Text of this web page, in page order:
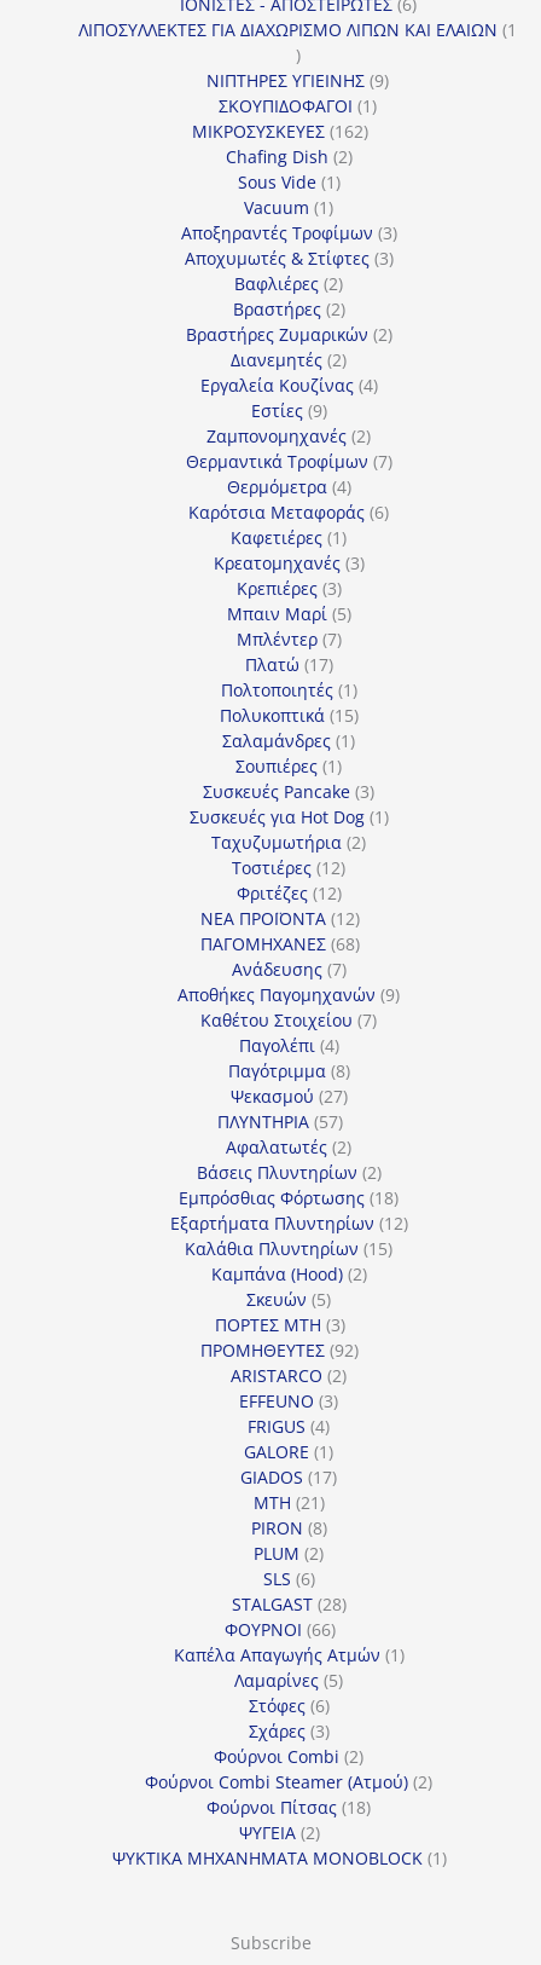
ΙΟΝΙΣΤΕΣ - ΑΠΟΣΤΕΙΡΩΤΕΣ 6
προϊόντα
ΛΙΠΟΣΥΛΛΕΚΤΕΣ ΓΙΑ ΔΙΑΧΩΡΙΣΜΟ ΛΙΠΩΝ ΚΑΙ ΕΛΑΙΩΝ 1
1
προϊόν
ΝΙΠΤΗΡΕΣ ΥΓΙΕΙΝΗΣ 99
ΣΚΟΥΠΙΔΟΦΑΓΟΙ 11
ΜΙΚΡΟΣΥΣΚΕΥΕΣ 162162
Chafing Dish 22
Sous Vide 11
Vacuum 11
προϊόν
Αποξηραντές Τροφίμων 33
προϊόντα
Αποχυμωτές & Στίφτες 33
Βαφλιέρες 22
προϊόντα
Βραστήρες 22
προϊόντα
Βραστήρες Ζυμαρικών 22
Διανεμητές 22
προϊόντα
Εργαλεία Κουζίνας 44
Εστίες 99
προϊόντα
Ζαμπονομηχανές 22
προϊόντα
Θερμαντικά Τροφίμων 77
Θερμόμετρα 44
προϊόντα
Καρότσια Μεταφοράς 66
Καφετιέρες 11
προϊόν
Κρεατομηχανές 33
Κρεπιέρες 33
προϊόντα
Μπαιν Μαρί 55
Μπλέντερ 77
Πλατώ 1717
προϊόντα
Πολτοποιητές 11
προϊόν
Πολυκοπτικά 1515
προϊόντα
Σαλαμάνδρες 11
Σουπιέρες 11
προϊόν
Συσκευές Pancake 33
προϊόντα
Συσκευές για Hot Dog 11
Ταχυζυμωτήρια 22
Τοστιέρες 1212
προϊόντα
Φριτέζες 1212
προϊόντα
ΝΕΑ ΠΡΟΪΟΝΤΑ 1212
προϊόντα
ΠΑΓΟΜΗΧΑΝΕΣ 6868
Ανάδευσης 77
προϊόντα
Αποθήκες Παγομηχανών 99
Καθέτου Στοιχείου 77
Παγολέπι 44
προϊόντα
Παγότριμμα 88
προϊόντα
Ψεκασμού 2727
προϊόντα
ΠΛΥΝΤΗΡΙΑ 5757
προϊόντα
Αφαλατωτές 22
προϊόντα
Βάσεις Πλυντηρίων 22
προϊόντα
Εμπρόσθιας Φόρτωσης 1818
προϊόντα
Εξαρτήματα Πλυντηρίων 1212
Καλάθια Πλυντηρίων 1515
Καμπάνα (Hood) 22
Σκευών 55
προϊόντα
ΠΟΡΤΕΣ MTH 33
προϊόντα
ΠΡΟΜΗΘΕΥΤΕΣ 9292
ARISTARCO 22
EFFEUNO 33
FRIGUS 44
προϊόντα
GALORE 11
προϊόν
GIADOS 1717
MTH 2121
προϊόντα
PIRON 88
προϊόντα
PLUM 22
SLS 66
προϊόντα
STALGAST 2828
ΦΟΥΡΝΟΙ 6666
προϊόντα
Καπέλα Απαγωγής Ατμών 11
Λαμαρίνες 55
Στόφες 66
προϊόντα
Σχάρες 33
προϊόντα
Φούρνοι Combi 22
προϊόντα
Φούρνοι Combi Steamer (Ατμού) 22
Φούρνοι Πίτσας 1818
ΨΥΓΕΙΑ 22
προϊόντα
ΨΥΚΤΙΚΑ ΜΗΧΑΝΗΜΑΤΑ MONOBLOCK 11
Subscribe